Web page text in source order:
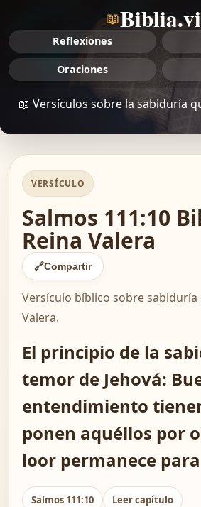
📖
Reflexiones
Oraciones
📖 Versículos sobre la sabiduría
VERSÍCULO
Salmos 111:10
Reina Valera
🔗Compartir
Versículo bíblico sobre sabiduría
Valera.
El principio de la
temor de Jehová:
entendimiento
ponen aquéllos por
loor permanece
Salmos 111:10 Leer capítulo